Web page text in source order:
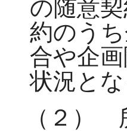
の随意
約のう
合や企
状況と
（２）